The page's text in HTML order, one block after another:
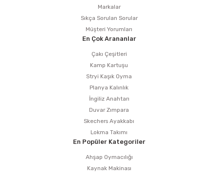
Markalar
Sıkça Sorulan Sorular
Müşteri Yorumları
En Çok Arananlar
Çakı Çeşitleri
Kamp Kartuşu
Stryi Kaşık Oyma
Planya Kalınlık
İngiliz Anahtarı
Duvar Zımpara
Skechers Ayakkabı
Lokma Takımı
En Popüler Kategoriler
Ahşap Oymacılığı
Kaynak Makinası